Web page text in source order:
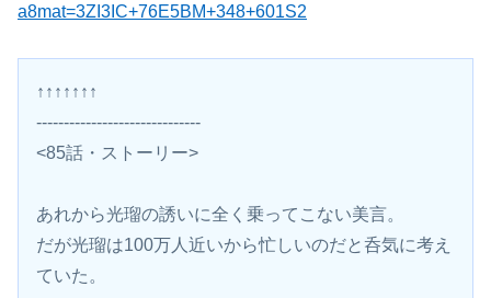
a8mat=3ZI3IC+76E5BM+348+601S2
↑↑↑↑↑↑↑
------------------------------
<85話・ストーリー>
あれから光瑠の誘いに全く乗ってこない美言。
だが光瑠は100万人近いから忙しいのだと呑気に考え
ていた。